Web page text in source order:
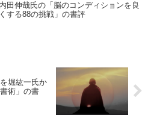
内田伸哉氏の「脳のコンディションを良
くする88の挑戦」の書評
堀紘一氏か
術」の書